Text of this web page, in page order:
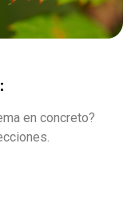
en concreto?